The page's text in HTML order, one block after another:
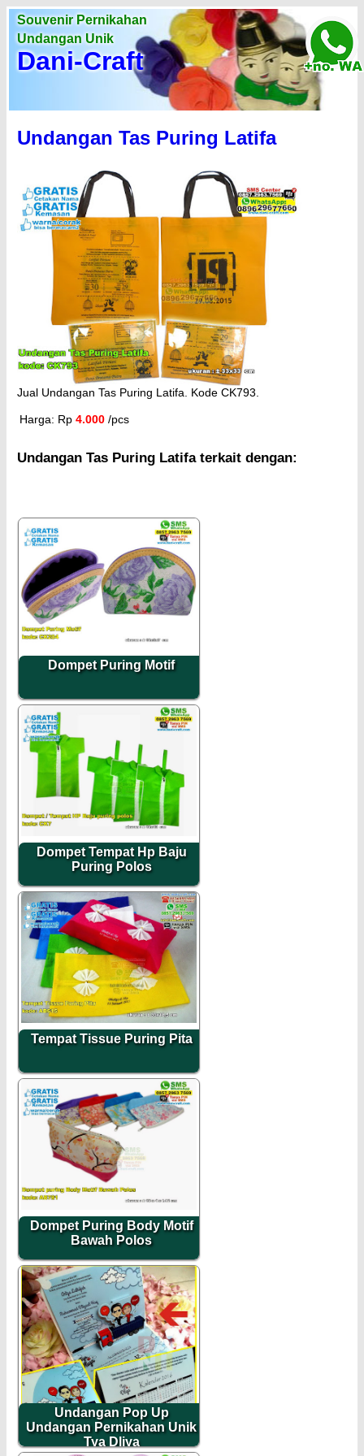
Souvenir Pernikahan
Undangan Unik
Dani-Craft
Undangan Tas Puring Latifa
Jual Undangan Tas Puring Latifa. Kode CK793.
Harga: Rp 4.000 /pcs
Undangan Tas Puring Latifa terkait dengan:
Dompet Puring Motif
Dompet Tempat Hp Baju
Puring Polos
Tempat Tissue Puring Pita
Dompet Puring Body Motif
Bawah Polos
Undangan Pop Up
Undangan Pernikahan Unik
Tya Dliya